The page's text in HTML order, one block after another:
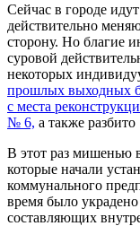
Сейчас в городе
действительно
сторону. Но благие
суровой
некоторых
прошлых выходных
с места
№ 6, а также
В этот раз мишенью
которые начали
коммунального
время было
составляющих